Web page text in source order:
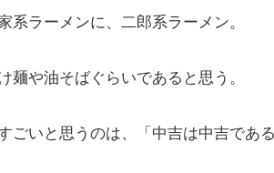
系ラーメンに、二郎系ラーメン。
麺や油そばぐらいであると思う。
ごいと思うのは、「中吉は中吉であ